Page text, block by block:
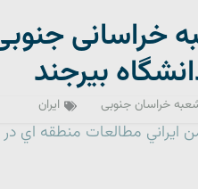
خراسانی
بیرجند
خراسان جنوبی ایران
مطالعات منطقه اي در